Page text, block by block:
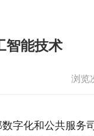
智能技术
浏览
字化和公共服务